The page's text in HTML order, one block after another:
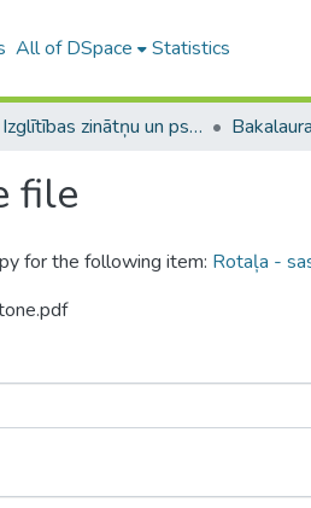
All of DSpace Statistics
A -- Izglītības zinātņu un psiholoģijas fakultāte / Faculty of Education Sciences and Psychology
file
for the following item: Rotaļa -